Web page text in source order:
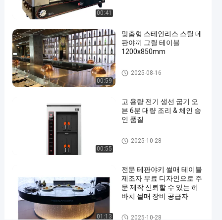
양고
기
그릴
기계
2023-
03-27
442
의견
지금 얘기해
공유
#
양
#
00:41
00:59
맞춤형 스테인리스 스틸 데
판야끼 그릴 테이블
1200x850mm
테프퍼니아키 그릴 표
2025-08-16
00:55
고 용량 전기 생선 굽기 오
븐 6분 대량 조리 & 체인 승
인 품질
생선류 그릴 기계
2025-10-28
01:13
전문 테판야키 썰매 테이블
제조자 무료 디자인으로 주
문 제작 신뢰할 수 있는 히
바치 썰매 장비 공급자
테프퍼니아키 그릴 표
2025-10-28